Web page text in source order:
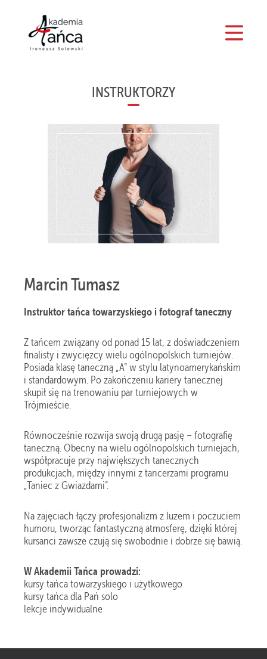
KONTAKT
WCZASY Z TAŃCEM
GALERIA
INSTRUKTORZY
Marcin Tumasz
Instruktor tańca towarzyskiego i fotograf taneczny
Z tańcem związany od ponad 15 lat, z doświadczeniem
finalisty i zwycięzcy wielu ogólnopolskich turniejów.
Posiada klasę taneczną „A” w stylu latynoamerykańskim
i standardowym. Po zakończeniu kariery tanecznej
skupił się na trenowaniu par turniejowych w
Trójmieście.
Równocześnie rozwija swoją drugą pasję – fotografię
taneczną. Obecny na wielu ogólnopolskich turniejach,
współpracuje przy największych tanecznych
produkcjach, między innymi z tancerzami programu
„Taniec z Gwiazdami”.
Na zajęciach łączy profesjonalizm z luzem i poczuciem
humoru, tworząc fantastyczną atmosferę, dzięki której
kursanci zawsze czują się swobodnie i dobrze się bawią.
W Akademii Tańca prowadzi:
kursy tańca towarzyskiego i użytkowego
kursy tańca dla Pań solo
lekcje indywidualne